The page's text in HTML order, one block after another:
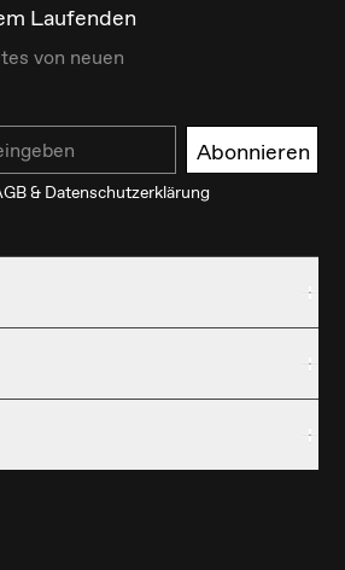
Laufenden
von neuen
Abonnieren
& Datenschutzerklärung